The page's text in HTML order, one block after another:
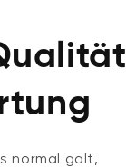
normal galt,